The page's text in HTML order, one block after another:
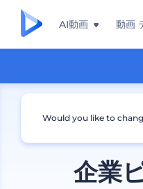
AI動画 動画
企業
Would you like to